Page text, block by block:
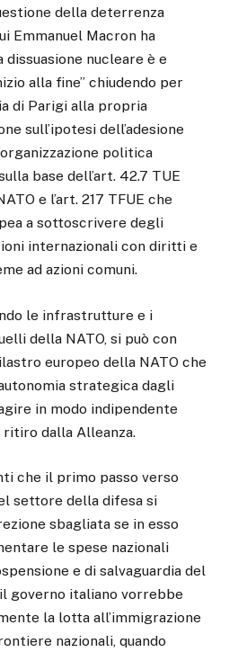
della deterrenza
Emmanuel Macron ha
nucleare è e
alla fine” chiudendo per
di Parigi alla propria
sull’ipotesi dell’adesione
politica
base dell’art. 42.7 TUE
e l’art. 217 TFUE che
a sottoscrivere degli
internazionali con diritti e
ad azioni comuni.
le infrastrutture e i
della NATO, si può con
europeo della NATO che
strategica dagli
in modo indipendente
dalla Alleanza.
che il primo passo verso
settore della difesa si
sbagliata se in esso
le spese nazionali
e di salvaguardia del
governo italiano vorrebbe
la lotta all’immigrazione
nazionali, quando